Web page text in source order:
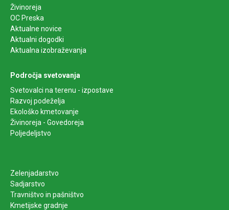
Živinoreja
OC Preska
Aktualne novice
Aktualni dogodki
Aktualna izobraževanja
Področja svetovanja
Svetovalci na terenu - izpostave
Razvoj podeželja
Ekološko kmetovanje
Živinoreja - Govedoreja
Poljedeljstvo
Zelenjadarstvo
Sadjarstvo
Travništvo in pašništvo
Kmetijske gradnje